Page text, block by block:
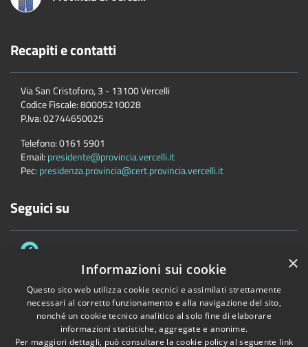
Recapiti e contatti
Via San Cristoforo, 3 - 13100 Vercelli
Codice Fiscale:80005210028
P.Iva:02744650025
Telefono:0161 5901
Email: presidente@provincia.vercelli.it
Pec: presidenza.provincia@cert.provincia.vercelli.it
Seguici su
Accessibilità Privacy Cookie
Mappa del sito
Dichiarazione di accessibilità e meccanismo di feedback
×
Informazioni sui cookie
Questo sito web utilizza cookie tecnici e assimilati strettamente
necessari al corretto funzionamento e alla navigazione del sito,
nonché un cookie tecnico analitico al solo fine di elaborare
informazioni statistiche, aggregate e anonime.
Per maggiori dettagli, può consultare la cookie policy al seguente link